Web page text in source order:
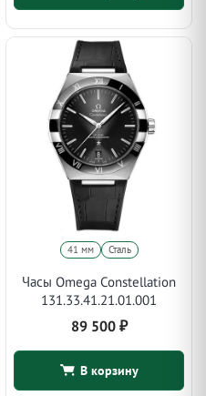
41 мм Сталь
Часы Omega Constellation
131.33.41.21.01.001
89 500 ₽
В корзину